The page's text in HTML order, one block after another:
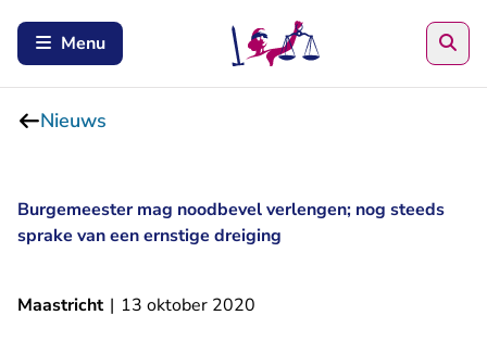
Menu
Nieuws
Burgemeester mag noodbevel verlengen; nog steeds
sprake van een ernstige dreiging
Maastricht | 13 oktober 2020